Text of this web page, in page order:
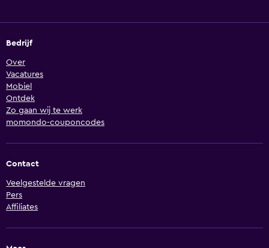
Bedrijf
Over
Vacatures
Mobiel
Ontdek
Zo gaan wij te werk
momondo-couponcodes
Contact
Veelgestelde vragen
Pers
Affiliates